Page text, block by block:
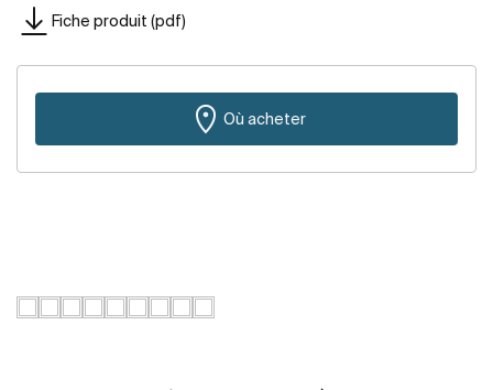
Fiche produit (pdf)
Où acheter